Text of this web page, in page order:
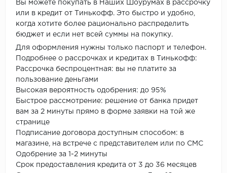
Вы можете покупать в Наших Шоурумах в рассрочку
или в кредит от Тинькофф. Это быстро и удобно,
когда хотите более рационально распределить
бюджет и если нет всей суммы на покупку.
Для оформления нужны только паспорт и телефон.
Подробнее о рассрочках и кредитах в Тинькофф:
Рассрочка беспроцентная: вы не платите за
пользование деньгами
Высокая вероятность одобрения: до 95%
Быстрое рассмотрение: решение от банка придет
вам за 2 минуты прямо в форме заявки на той же
странице
Подписание договора доступным способом: в
магазине, на встрече с представителем или по СМС
Одобрение за 1-2 минуты
Срок предоставления кредита от 3 до 36 месяцев